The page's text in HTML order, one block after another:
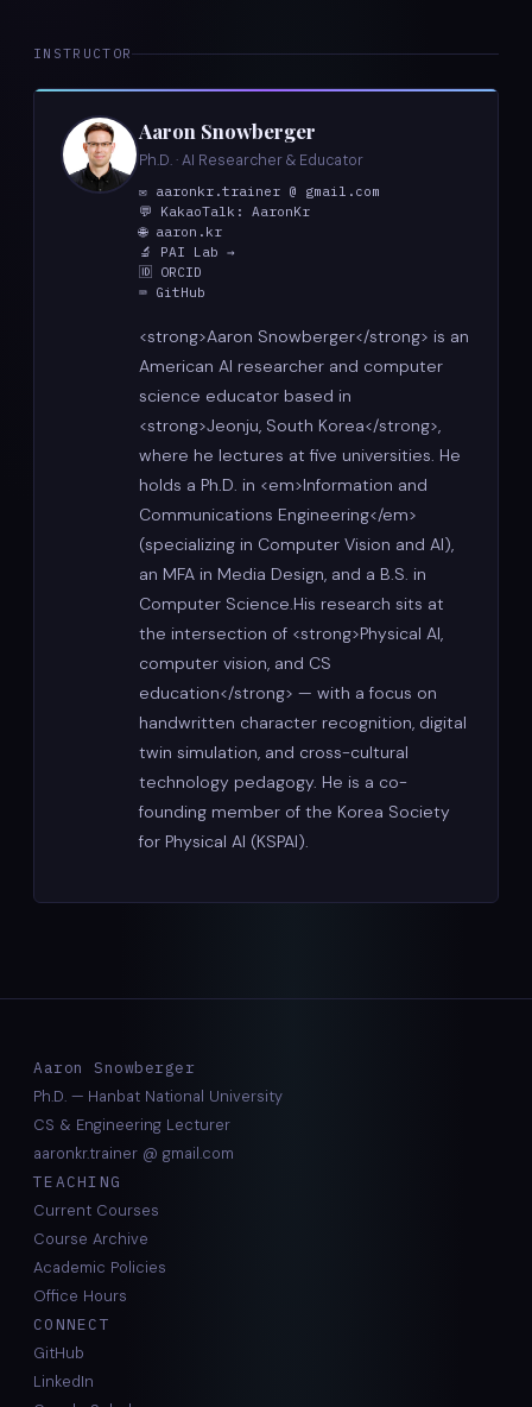
INSTRUCTOR
Aaron Snowberger
Ph.D. · AI Researcher & Educator
✉ aaronkr.trainer @ gmail.com
💬 KakaoTalk: AaronKr
🌐 aaron.kr
🔬 PAI Lab →
🆔 ORCID
⌨ GitHub
<strong>Aaron Snowberger</strong> is an
American AI researcher and computer
science educator based in
<strong>Jeonju, South Korea</strong>,
where he lectures at five universities. He
holds a Ph.D. in <em>Information and
Communications Engineering</em>
(specializing in Computer Vision and AI),
an MFA in Media Design, and a B.S. in
Computer Science.His research sits at
the intersection of <strong>Physical AI,
computer vision, and CS
education</strong> — with a focus on
handwritten character recognition, digital
twin simulation, and cross-cultural
technology pedagogy. He is a co-
founding member of the Korea Society
for Physical AI (KSPAI).
Aaron Snowberger
Ph.D. — Hanbat National University
CS & Engineering Lecturer
aaronkr.trainer @ gmail.com
TEACHING
Current Courses
Course Archive
Academic Policies
Office Hours
CONNECT
GitHub
LinkedIn